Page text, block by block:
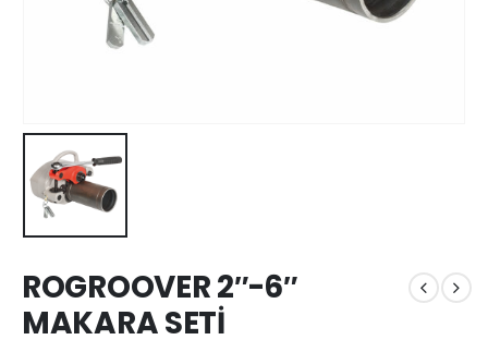
ROGROOVER 2″-6″
MAKARA SETİ